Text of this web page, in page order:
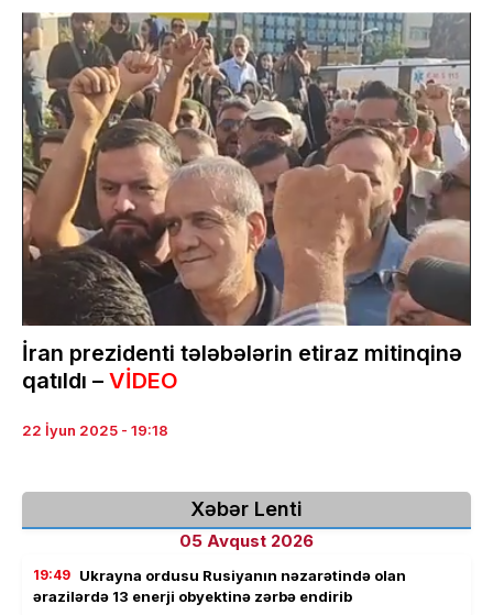
İran prezidenti tələbələrin etiraz mitinqinə
qatıldı – VİDEO
22 İyun 2025 - 19:18
Xəbər Lenti
05 Avqust 2026
19:49 Ukrayna ordusu Rusiyanın nəzarətində olan
ərazilərdə 13 enerji obyektinə zərbə endirib